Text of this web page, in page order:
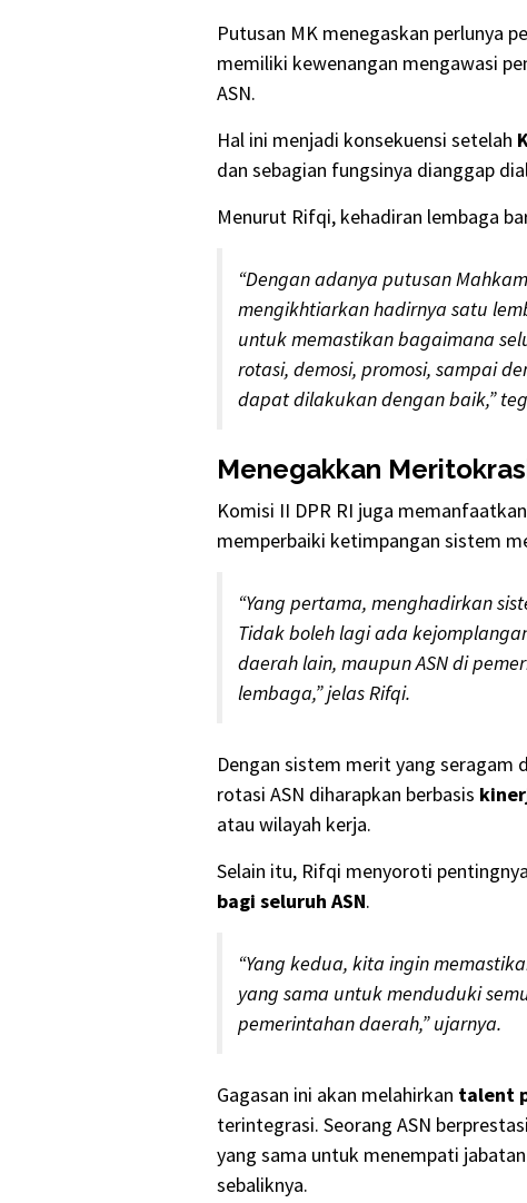
Putusan MK menegaskan perlunya
memiliki kewenangan mengawasi
ASN.
Hal ini menjadi konsekuensi setelah
dan sebagian fungsinya dianggap
Menurut Rifqi, kehadiran lembaga
“Dengan adanya putusan
mengikhtiarkan hadirnya satu
untuk memastikan bagaimana
rotasi, demosi, promosi, sampai
dapat dilakukan dengan baik,”
Menegakkan
Komisi II DPR RI juga
memperbaiki ketimpangan sistem
“Yang pertama, menghadirkan
Tidak boleh lagi ada
daerah lain, maupun ASN di
lembaga,” jelas Rifqi.
Dengan sistem merit yang seragam
rotasi ASN diharapkan berbasis
atau wilayah kerja.
Selain itu, Rifqi menyoroti
bagi seluruh ASN.
“Yang kedua, kita ingin
yang sama untuk menduduki
pemerintahan daerah,” ujarnya.
Gagasan ini akan melahirkan talent
terintegrasi. Seorang ASN
yang sama untuk menempati
sebaliknya.